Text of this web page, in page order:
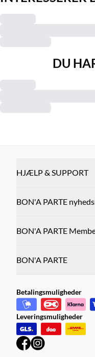
DU
HJÆLP & SUPPORT
BON'A PARTE
BON'A PARTE
BON'A PARTE
Betalingsmuligheder
Leveringsmuligheder